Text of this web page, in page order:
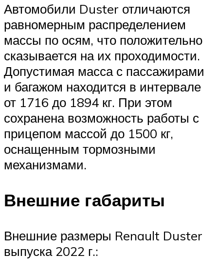
Автомобили Duster отличаются
равномерным распределением
массы по осям, что положительно
сказывается на их проходимости.
Допустимая масса с пассажирами
и багажом находится в интервале
от 1716 до 1894 кг. При этом
сохранена возможность работы с
прицепом массой до 1500 кг,
оснащенным тормозными
механизмами.
Внешние габариты
Внешние размеры Renault Duster
выпуска 2022 г.: